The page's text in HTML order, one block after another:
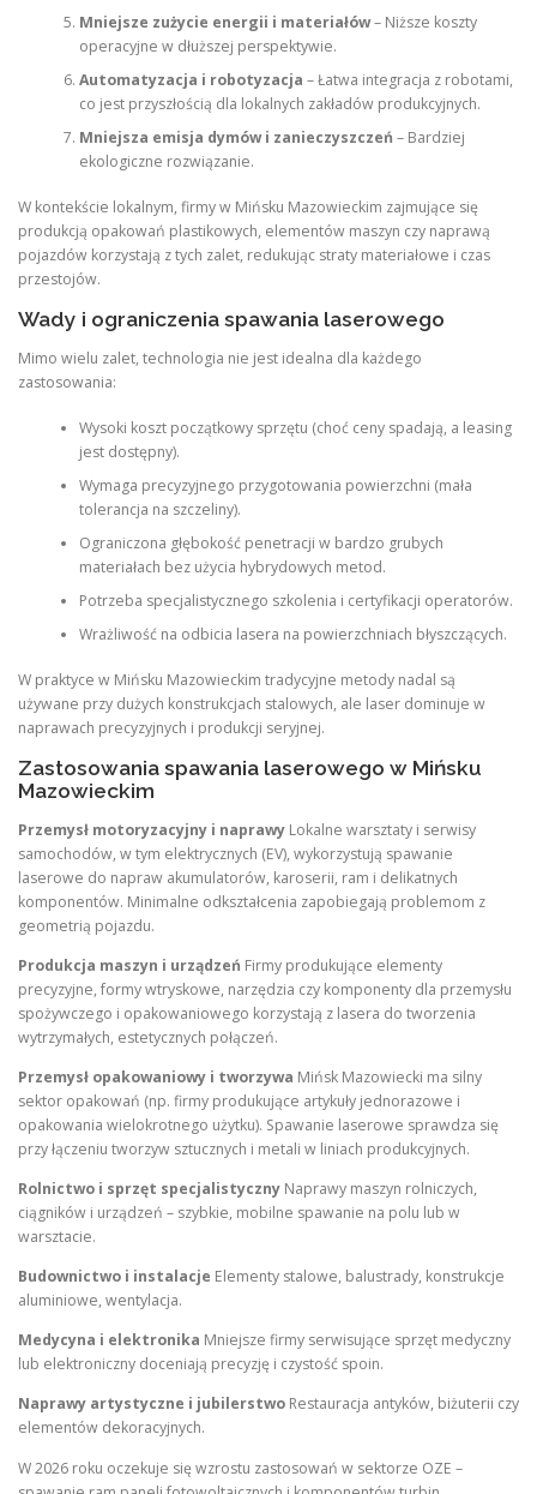
Mniejsze zużycie energii i materiałów– Niższe koszty
operacyjne w dłuższej perspektywie.
Automatyzacja i robotyzacja – Łatwa integracja z robotami,
co jest przyszłością dla lokalnych zakładów produkcyjnych.
Mniejsza emisja dymów i zanieczyszczeń – Bardziej
ekologiczne rozwiązanie.
W kontekście lokalnym, firmy w Mińsku Mazowieckim zajmujące się
produkcją opakowań plastikowych, elementów maszyn czy naprawą
pojazdów korzystają z tych zalet, redukując straty materiałowe i czas
przestojów.
Wady i ograniczenia spawania laserowego
Mimo wielu zalet, technologia nie jest idealna dla każdego
zastosowania:
Wysoki koszt początkowy sprzętu (choć ceny spadają, a leasing
jest dostępny).
Wymaga precyzyjnego przygotowania powierzchni (mała
tolerancja na szczeliny).
Ograniczona głębokość penetracji w bardzo grubych
materiałach bez użycia hybrydowych metod.
Potrzeba specjalistycznego szkolenia i certyfikacji operatorów.
Wrażliwość na odbicia lasera na powierzchniach błyszczących.
W praktyce w Mińsku Mazowieckim tradycyjne metody nadal są
używane przy dużych konstrukcjach stalowych, ale laser dominuje w
naprawach precyzyjnych i produkcji seryjnej.
Zastosowania spawania laserowego w Mińsku
Mazowieckim
Przemysł motoryzacyjny i naprawy Lokalne warsztaty i serwisy
samochodów, w tym elektrycznych (EV), wykorzystują spawanie
laserowe do napraw akumulatorów, karoserii, ram i delikatnych
komponentów. Minimalne odkształcenia zapobiegają problemom z
geometrią pojazdu.
Produkcja maszyn i urządzeń Firmy produkujące elementy
precyzyjne, formy wtryskowe, narzędzia czy komponenty dla przemysłu
spożywczego i opakowaniowego korzystają z lasera do tworzenia
wytrzymałych, estetycznych połączeń.
Przemysł opakowaniowy i tworzywa Mińsk Mazowiecki ma silny
sektor opakowań (np. firmy produkujące artykuły jednorazowe i
opakowania wielokrotnego użytku). Spawanie laserowe sprawdza się
przy łączeniu tworzyw sztucznych i metali w liniach produkcyjnych.
Rolnictwo i sprzęt specjalistyczny Naprawy maszyn rolniczych,
ciągników i urządzeń – szybkie, mobilne spawanie na polu lub w
warsztacie.
Budownictwo i instalacje Elementy stalowe, balustrady, konstrukcje
aluminiowe, wentylacja.
Medycyna i elektronika Mniejsze firmy serwisujące sprzęt medyczny
lub elektroniczny doceniają precyzję i czystość spoin.
Naprawy artystyczne i jubilerstwo Restauracja antyków, biżuterii czy
elementów dekoracyjnych.
W 2026 roku oczekuje się wzrostu zastosowań w sektorze OZE –